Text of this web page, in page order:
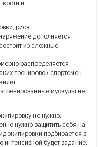
кости и
риск
дополняется
из сложные
распределяется
тренировок спортсмен
мускулы не
не нужно.
нужно защитить себя на
экипировки подбирается в
интенсивной будет задание.